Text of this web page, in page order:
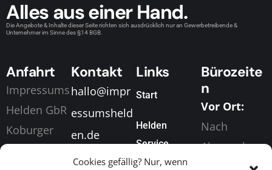
Cookies gefällig? Nur, wenn
Alles aus einer Hand.
Die Angebote & Inhalte dieser Seite richten sich ausdrücklich nur an Gewerbetreibende &
Unternehmer im Sinne des §14 BGB.
Anfahrt
Impressums
Helden GbR
Koburger
Kontakt
hallo@impr
essumsheld
en.de
+49 (0) 155
Links
Start
Helden
Service
Bürozeite
n
Vor Ort:
Nach
Absprache